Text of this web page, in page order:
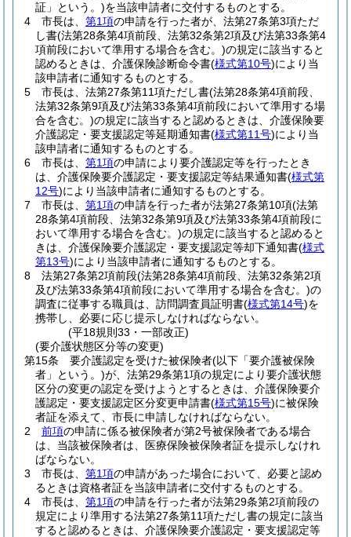
証」という。)を当該申請者に交付するものとする。
4
市長は、 第1項の申請を行った者が、法第27条第3項ただ
し書(法第28条第4項前段、法第32条第2項及び法第33条第4
項前段において準用する場合を含む。)の規定に該当すると
認めるときは、介護保険診断命令書(様式第10号)により当
該申請者に通知するものとする。
5
市長は、法第27条第11項ただし書(法第28条第4項前段、
法第32条第9項及び法第33条第4項前段において準用する場
合を含む。)の規定に該当すると認めるときは、介護保険要
介護認定・要支援認定等延期通知書(様式第11号)により当
該申請者に通知するものとする。
6
市長は、 第1項の申請により要介護認定等を行ったとき
は、介護保険要介護認定・要支援認定等結果通知書(様式第
12号)により当該申請者に通知するものとする。
7
市長は、 第1項の申請を行った者が法第27条第10項(法第
28条第4項前段、法第32条第9項及び法第33条第4項前段に
おいて準用する場合を含む。)の規定に該当すると認めると
きは、介護保険要介護認定・要支援認定等却下通知書(様式
第13号)により当該申請者に通知するものとする。
8
法第27条第2項前段(法第28条第4項前段、法第32条第2項
及び法第33条第4項前段において準用する場合を含む。)の
調査に従事する職員は、訪問調査員証明書(様式第14号)を
携帯し、必要に応じ提示しなければならない。
(平18規則33・一部改正)
(要介護状態区分等の変更)
第15条
要介護認定を受けた被保険者(以下「要介護被保険
者」という。)が、法第29条第1項の規定により要介護状態
区分の変更の認定を受けようとするときは、介護保険要介
護認定・要支援認定区分変更申請書(様式第15号)に被保険
者証を添えて、市長に申請しなければならない。
2
前項の申請に係る被保険者が第2号被保険者である場合
は、当該被保険者は、医療保険被保険者証を提示しなけれ
ばならない。
3
市長は、 第1項の申請があった場合において、必要と認め
るときは資格者証を当該申請者に交付するものとする。
4
市長は、 第1項の申請を行った者が法第29条第2項前段の
規定により準用する法第27条第11項ただし書の規定に該当
すると認めるときは、介護保険要介護認定・要支援認定等